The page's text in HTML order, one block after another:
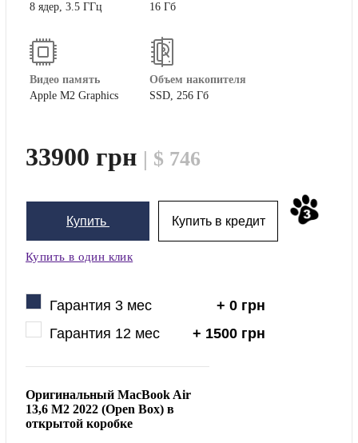
8 ядер, 3.5 ГГц
16 Гб
Видео память
Apple M2 Graphics
Объем накопителя
SSD, 256 Гб
33900 грн | $ 746
Купить Купить в кредит
Купить в один клик
Гарантия 3 мес
+ 0 грн
Гарантия 12 мес
+ 1500 грн
Оригинальный MacBook Air
13,6 M2 2022 (Open Box) в
открытой коробке